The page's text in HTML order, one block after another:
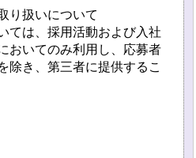
り扱いについて
ては、採用活動および入社
おいてのみ利用し、応募者
除き、第三者に提供するこ